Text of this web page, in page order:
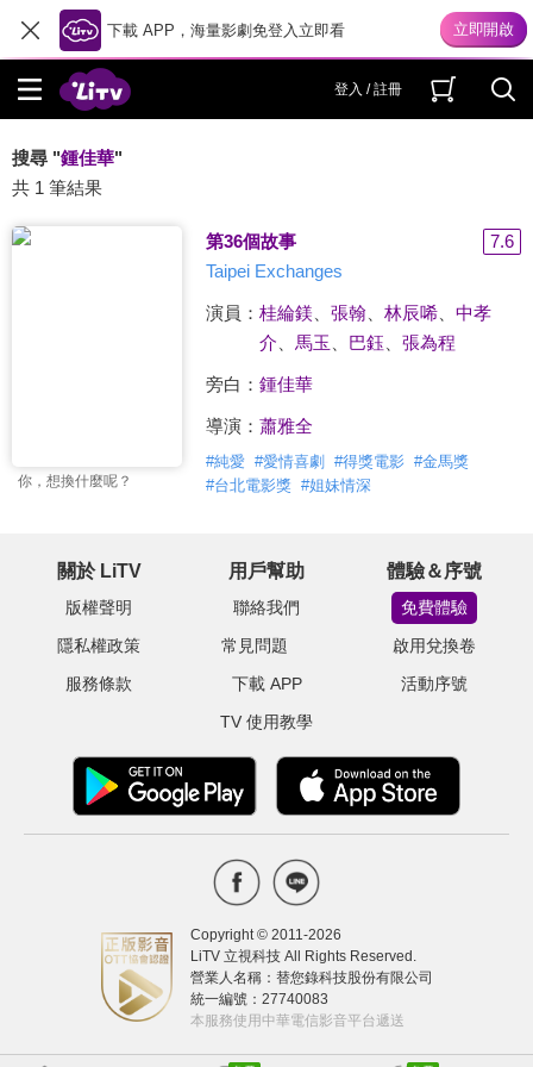
下載 APP，海量影劇免登入立即看
登入 / 註冊
搜尋 "鍾佳華"
共 1 筆結果
你，想換什麼呢？
第36個故事
7.6
Taipei Exchanges
演員： 桂綸鎂 張翰 林辰唏、 中孝
介
馬玉 巴鈺 張為程
旁白： 鍾佳華
導演： 蕭雅全
#純愛 #愛情喜劇 #得獎電影 #金馬獎
#台北電影獎 #姐妹情深
關於 LiTV
版權聲明
隱私權政策
服務條款
用戶幫助
聯絡我們
常見問題
下載 APP
TV 使用教學
體驗＆序號
免費體驗
啟用兌換卷
活動序號
Copyright © 2011-2026
LiTV 立視科技 All Rights Reserved.
營業人名稱：替您錄科技股份有限公司
統一編號：27740083
本服務使用中華電信影音平台遞送